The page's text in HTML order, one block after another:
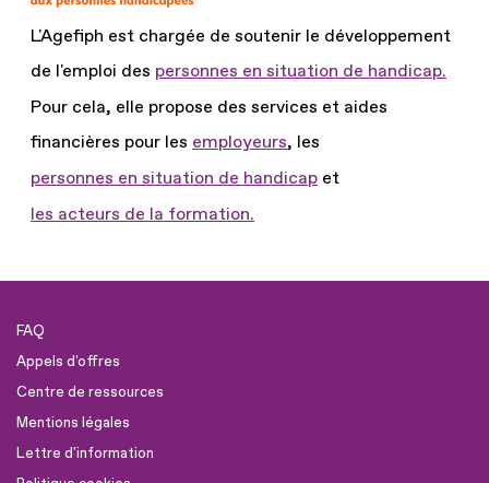
L'Agefiph est chargée de soutenir le développement
de l'emploi des personnes en situation de handicap.
Pour cela, elle propose des services et aides
financières pour les employeurs, les
personnes en situation de handicap et
les acteurs de la formation.
FAQ
Appels d'offres
Centre de ressources
Mentions légales
Lettre d'information